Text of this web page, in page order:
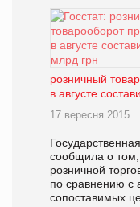
розничный
в августе
17 вересня 2015
сообщила о том,
розничной
по сравнению с
сопоставимых